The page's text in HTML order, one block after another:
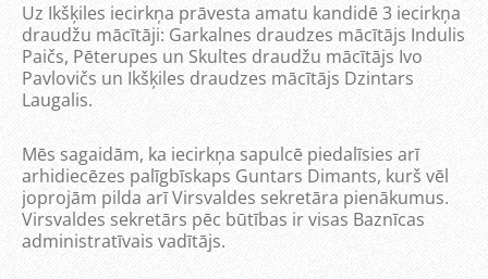
Uz Ikšķiles iecirkņa prāvesta amatu kandidē 3 iecirkņa
draudžu mācītāji: Garkalnes draudzes mācītājs Indulis
Paičs, Pēterupes un Skultes draudžu mācītājs Ivo
Pavlovičs un Ikšķiles draudzes mācītājs Dzintars
Laugalis.
Mēs sagaidām, ka iecirkņa sapulcē piedalīsies arī
arhidiecēzes palīgbīskaps Guntars Dimants, kurš vēl
joprojām pilda arī Virsvaldes sekretāra pienākumus.
Virsvaldes sekretārs pēc būtības ir visas Baznīcas
administratīvais vadītājs.